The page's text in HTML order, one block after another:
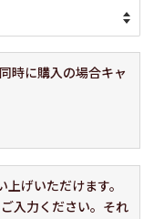
時に購入の場合キャ
げいただけます。
入力ください。それ